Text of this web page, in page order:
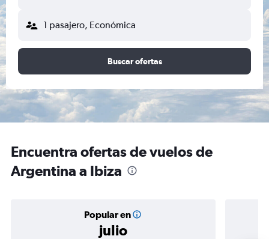
1 pasajero, Económica
Buscar ofertas
Encuentra ofertas de vuelos de
Argentina a Ibiza
Popular en
julio